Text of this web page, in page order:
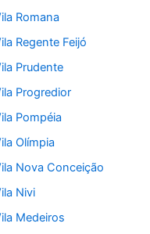
Romana
Regente Feijó
Prudente
Progredior
Pompéia
Olímpia
Nova Conceição
Nivi
Medeiros